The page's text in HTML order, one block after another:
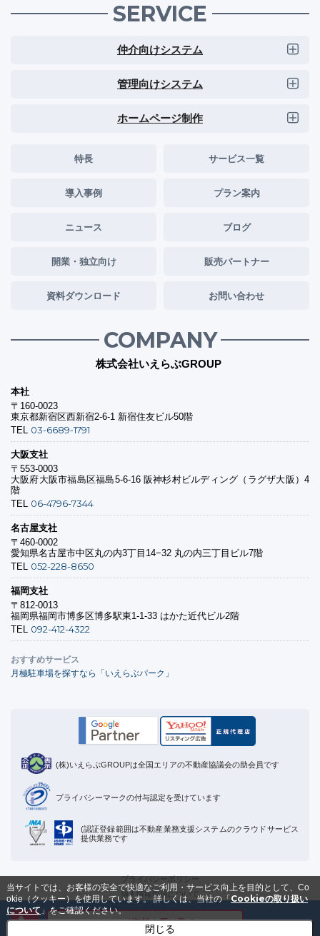
メールで資料を受け取る
SERVICE
仲介向けシステム
管理向けシステム
ホームページ制作
特長 サービス一覧
導入事例 プラン案内
ニュース ブログ
開業・独立向け 販売パートナー
資料ダウンロード お問い合わせ
COMPANY
株式会社いえらぶGROUP
本社
〒160-0023
東京都新宿区西新宿2-6-1 新宿住友ビル50階
TEL 03-6689-1791
大阪支社
〒553-0003
大阪府大阪市福島区福島5-6-16 阪神杉村ビルディング（ラグザ大阪）4
階
TEL 06-4796-7344
名古屋支社
〒460-0002
愛知県名古屋市中区丸の内3丁目14−32 丸の内三丁目ビル7階
TEL 052-228-8650
福岡支社
〒812-0013
福岡県福岡市博多区博多駅東1-1-33 はかた近代ビル2階
TEL 092-412-4322
おすすめサービス
月極駐車場を探すなら「いえらぶパーク」
(株)いえらぶGROUPは全国エリアの不動産協議会の助会員です
プライバシーマークの付与認定を受けています
(認証登録範囲は不動産業務支援システムのクラウドサービス
提供業務です
プライバシーポリシー
個人情報取扱について
Cookieの取り扱いについて
運営会社
当サイトでは、お客様の安全で快適なご利用・サービス向上を目的として、Co
okie（クッキー）を使用しています。詳しくは、当社の「Cookieの取り扱い
について 」をご確認ください。
閉じる